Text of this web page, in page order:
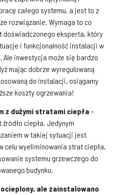
całego systemu, a jest to z
rozwiązanie. Wymaga to co
doświadczonego eksperta, który
i funkcjonalność instalacji w
Ale inwestycja może się bardzo
mając dobrze wyregulowaną
do instalacji, osiągamy
koszty ogrzewania!
z dużymi stratami ciepła –
ciepła. Jedynym
w takiej sytuacji jest
celu wyeliminowania strat ciepła,
systemu grzewczego do
budynku.
ale zainstalowano